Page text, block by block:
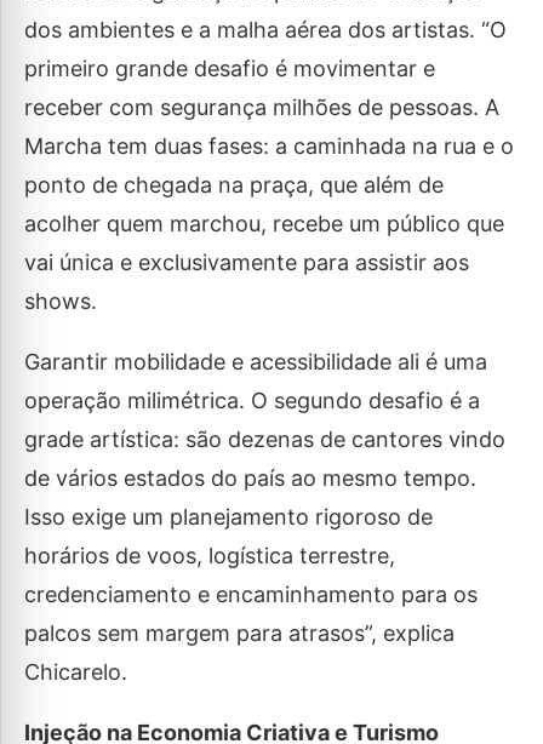
dos ambientes e a malha aérea dos artistas. “O
primeiro grande desafio é movimentar e
receber com segurança milhões de pessoas. A
Marcha tem duas fases: a caminhada na rua e o
ponto de chegada na praça, que além de
acolher quem marchou, recebe um público que
vai única e exclusivamente para assistir aos
shows.
Garantir mobilidade e acessibilidade ali é uma
operação milimétrica. O segundo desafio é a
grade artística: são dezenas de cantores vindo
de vários estados do país ao mesmo tempo.
Isso exige um planejamento rigoroso de
horários de voos, logística terrestre,
credenciamento e encaminhamento para os
palcos sem margem para atrasos”, explica
Chicarelo.
Injeção na Economia Criativa e Turismo